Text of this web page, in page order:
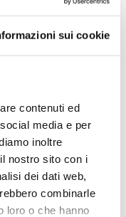
sui cookie
contenuti ed
media e per
inoltre
nostro sito con i
dei dati web,
combinarle
loro o che hanno
chirurgicaRichiedi un